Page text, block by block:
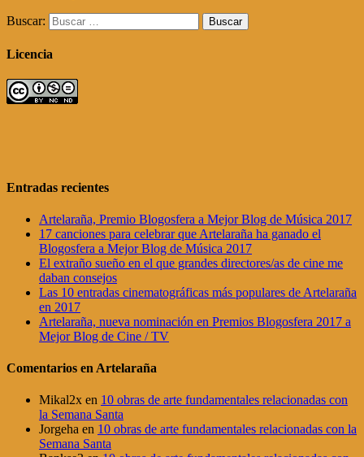
Buscar:
Licencia
Entradas recientes
Artelaraña, Premio Blogosfera a Mejor Blog de Música 2017
17 canciones para celebrar que Artelaraña ha ganado el
Blogosfera a Mejor Blog de Música 2017
El extraño sueño en el que grandes directores/as de cine me
daban consejos
Las 10 entradas cinematográficas más populares de Artelaraña
en 2017
Artelaraña, nueva nominación en Premios Blogosfera 2017 a
Mejor Blog de Cine / TV
Comentarios en Artelaraña
Mikal2x en 10 obras de arte fundamentales relacionadas con
la Semana Santa
Jorgeha en 10 obras de arte fundamentales relacionadas con la
Semana Santa